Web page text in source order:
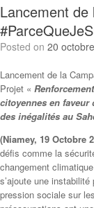
Lancement de
Posted on 20
Lancement de la
Projet «
citoyennes en
des inégalités au
(Niamey, 19 Octobre
défis comme la
changement
s’ajoute une
pression sociale sur